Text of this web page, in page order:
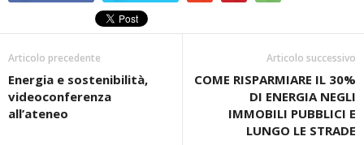
b
o
o
k
s
A
p
vi
Articolo precedente
Energia e sostenibilità,
videoconferenza
all’ateneo
Articolo successivo
COME RISPARMIARE IL 30%
DI ENERGIA NEGLI
IMMOBILI PUBBLICI E
LUNGO LE STRADE